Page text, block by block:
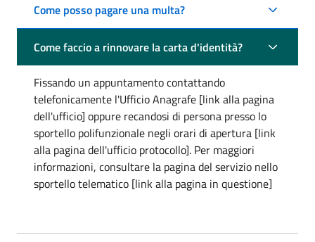
Come posso pagare una multa?
Come faccio a rinnovare la carta d'identità?
Fissando un appuntamento contattando
telefonicamente l'Ufficio Anagrafe [link alla pagina
dell'ufficio] oppure recandosi di persona presso lo
sportello polifunzionale negli orari di apertura [link
alla pagina dell'ufficio protocollo]. Per maggiori
informazioni, consultare la pagina del servizio nello
sportello telematico [link alla pagina in questione]